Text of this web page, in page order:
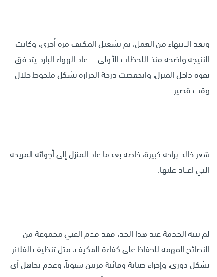
وبعد الانتهاء من العمل، تم تشغيل المكيف مرة أخرى، وكانت
النتيجة واضحة منذ اللحظات الأولى…. عاد الهواء البارد يتدفق
بقوة داخل المنزل، وانخفضت درجة الحرارة بشكل ملحوظ خلال
وقت قصير.
شعر خالد براحة كبيرة، خاصة بعدما عاد المنزل إلى أجوائه المريحة
التي اعتاد عليها.
لم تنتهِ الخدمة عند هذا الحد، فقد قدم الفني مجموعة من
النصائح المهمة للحفاظ على كفاءة المكيف، مثل تنظيف الفلاتر
بشكل دوري، وإجراء صيانة وقائية مرتين سنوياً، وعدم تجاهل أي